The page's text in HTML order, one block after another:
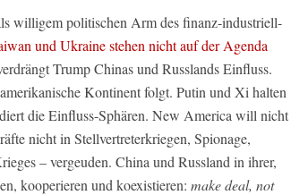
willigem politischen Arm des finanz-industriell-
und Ukraine stehen nicht auf der Agenda
Trump Chinas und Russlands Einfluss.
Kontinent folgt. Putin und Xi halten
die Einfluss-Sphären. New America will nicht
nicht in Stellvertreterkriegen, Spionage,
– vergeuden. China und Russland in ihrer,
kooperieren und koexistieren: make deal, not